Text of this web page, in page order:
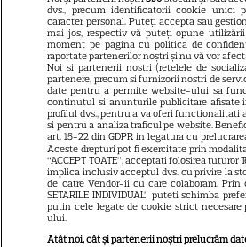
Libertatea
Libertatea pentru
GSP
Știri mondene
Avantaje
Elle
Unica
Retete
dvs., precum identificatorii cookie unici
caracter personal. Puteți accepta sau
mai jos, respectiv vă puteți opune
moment pe pagina cu politica de
raportate partenerilor noștri și nu vă vor
Noi si partenerii nostri (retelele de
partenere, precum si furnizorii nostri de
date pentru a permite website-ului sa
continutul si anunturile publicitare afisate
profilul dvs., pentru a va oferi functionalitati
si pentru a analiza traficul pe website.
art. 15-22 din GDPR in legatura cu
Aceste drepturi pot fi exercitate prin
“ACCEPT TOATE”, acceptati folosirea
implica inclusiv acceptul dvs. cu privire la
de catre Vendor-ii cu care colaboram. Prin
SETARILE INDIVIDUAL” puteti schimba
putin cele legate de cookie strict
ului.
Atât noi, cât și partenerii noștri prelucrăm